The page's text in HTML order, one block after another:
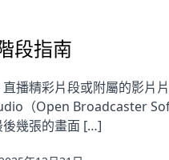
段指南
播精彩片段或附屬的影片
（Open Broadcaster
幾張的畫面 […]